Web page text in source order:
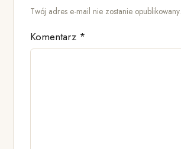
Twój adres e-mail nie zostanie opublikowany.
Komentarz *